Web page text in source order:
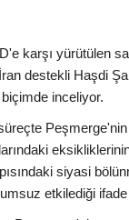
karşı yürütülen
destekli Haşdi
biçimde inceliyor.
eksikliklerinin
siyasi
etkilediği ifade